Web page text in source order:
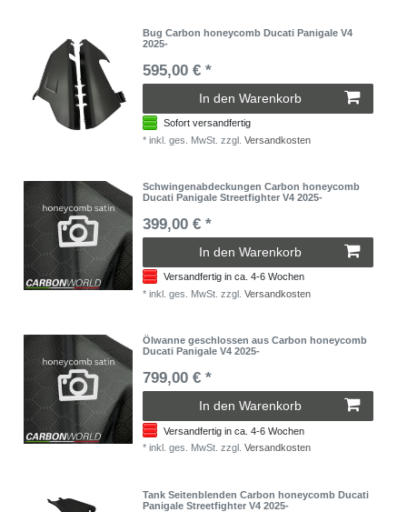
Bug Carbon honeycomb Ducati Panigale V4
2025-
595,00 € *
In den Warenkorb
Sofort versandfertig
*inkl. ges. MwSt. zzgl.Versandkosten
Schwingenabdeckungen Carbon honeycomb
Ducati Panigale Streetfighter V4 2025-
399,00 € *
In den Warenkorb
Versandfertig in ca. 4-6 Wochen
*inkl. ges. MwSt. zzgl.Versandkosten
Ölwanne geschlossen aus Carbon honeycomb
Ducati Panigale V4 2025-
799,00 € *
In den Warenkorb
Versandfertig in ca. 4-6 Wochen
*inkl. ges. MwSt. zzgl.Versandkosten
Tank Seitenblenden Carbon honeycomb Ducati
Panigale Streetfighter V4 2025-